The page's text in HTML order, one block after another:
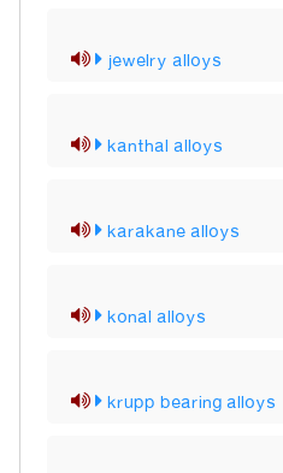
jewelry alloys
kanthal alloys
karakane alloys
konal alloys
krupp bearing alloys